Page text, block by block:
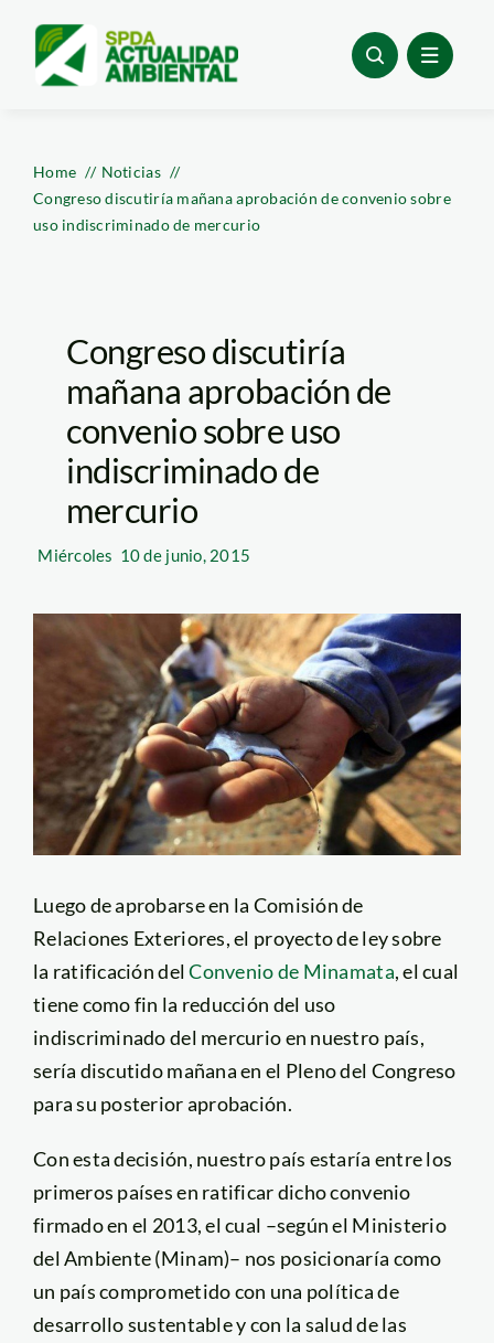
content
Home
Noticias
Congreso discutiría mañana aprobación de convenio sobre
uso indiscriminado de mercurio
Congreso discutiría
mañana aprobación de
convenio sobre uso
indiscriminado de
mercurio
Miércoles 10 de junio, 2015
Luego de aprobarse en la Comisión de
Relaciones Exteriores, el proyecto de ley sobre
la ratificación delConvenio de Minamata, el cual
tiene como fin la reducción del uso
indiscriminado del mercurio en nuestro país,
sería discutido mañana en el Pleno del Congreso
para su posterior aprobación.
Con esta decisión, nuestro país estaría entre los
primeros países en ratificar dicho convenio
firmado en el 2013, el cual –según el Ministerio
del Ambiente (Minam)– nos posicionaría como
un país comprometido con una política de
desarrollo sustentable y con la salud de las